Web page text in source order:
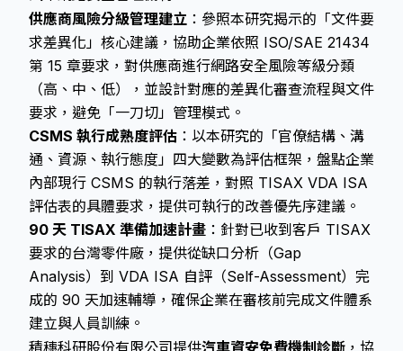
供應商風險分級管理建立 ：參照本研究揭示的「文件要
求差異化」核心建議，協助企業依照 ISO/SAE 21434
第 15 章要求，對供應商進行網路安全風險等級分類
（高、中、低），並設計對應的差異化審查流程與文件
要求，避免「一刀切」管理模式。
CSMS 執行成熟度評估 ：以本研究的「官僚結構、溝
通、資源、執行態度」四大變數為評估框架，盤點企業
內部現行 CSMS 的執行落差，對照 TISAX VDA ISA
評估表的具體要求，提供可執行的改善優先序建議。
90 天 TISAX 準備加速計畫 ：針對已收到客戶 TISAX
要求的台灣零件廠，提供從缺口分析（Gap
Analysis）到 VDA ISA 自評（Self-Assessment）完
成的 90 天加速輔導，確保企業在審核前完成文件體系
建立與人員訓練。
積穗科研股份有限公司提供汽車資安免費機制診斷 ，協